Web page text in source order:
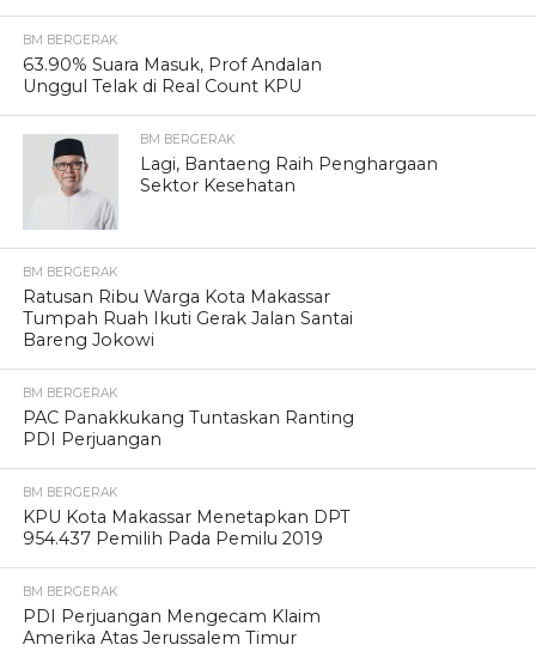
BM BERGERAK
63.90% Suara Masuk, Prof Andalan
Unggul Telak di Real Count KPU
BM BERGERAK
Lagi, Bantaeng Raih Penghargaan
Sektor Kesehatan
BM BERGERAK
Ratusan Ribu Warga Kota Makassar
Tumpah Ruah Ikuti Gerak Jalan Santai
Bareng Jokowi
BM BERGERAK
PAC Panakkukang Tuntaskan Ranting
PDI Perjuangan
BM BERGERAK
KPU Kota Makassar Menetapkan DPT
954.437 Pemilih Pada Pemilu 2019
BM BERGERAK
PDI Perjuangan Mengecam Klaim
Amerika Atas Jerussalem Timur